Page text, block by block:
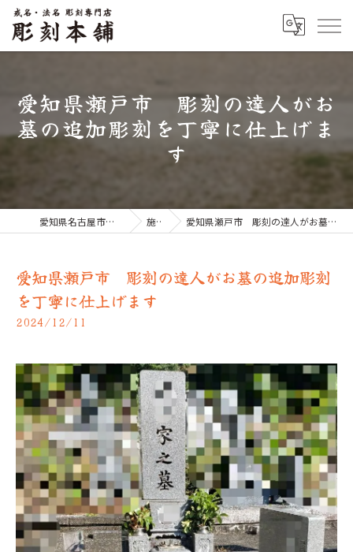
愛知県瀬戸市 彫刻の達人がお
墓の追加彫刻を丁寧に仕上げま
す
愛知県名古屋市のお墓なら彫刻本舗 施工例 愛知県瀬戸市 彫刻の達人がお墓の追加彫刻を丁寧に仕上げます
愛知県瀬戸市 彫刻の達人がお墓の追加彫刻
を丁寧に仕上げます
2024/12/11